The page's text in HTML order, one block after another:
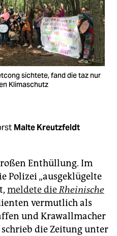
sichtete, fand die taz nur
Klimaschutz
Malte Kreutzfeldt
Enthüllung. Im
Polizei „ausgeklügelte
meldete dieRheinische
vermutlich als
und Krawallmacher
die Zeitung unter